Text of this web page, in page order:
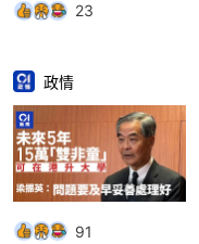
23
政情
91